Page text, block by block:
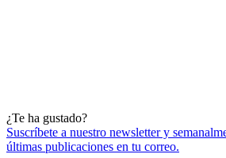
¿Te ha gustado?
Suscríbete a nuestro newsletter y
últimas publicaciones en tu correo.